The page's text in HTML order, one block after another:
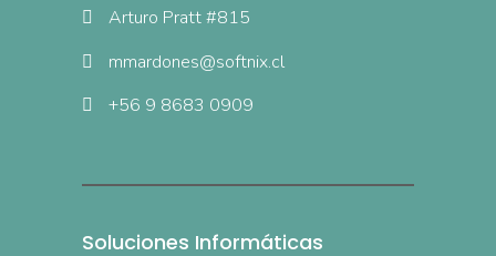
Arturo Pratt #815
mmardones@softnix.cl
+56 9 8683 0909
Soluciones Informáticas